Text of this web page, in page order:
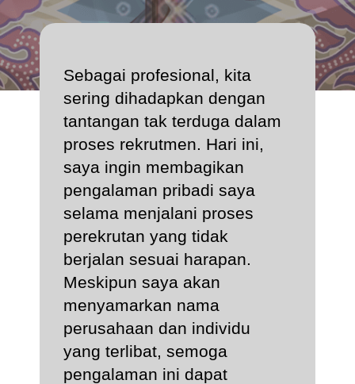
Sebagai profesional, kita
sering dihadapkan dengan
tantangan tak terduga dalam
proses rekrutmen. Hari ini,
saya ingin membagikan
pengalaman pribadi saya
selama menjalani proses
perekrutan yang tidak
berjalan sesuai harapan.
Meskipun saya akan
menyamarkan nama
perusahaan dan individu
yang terlibat, semoga
pengalaman ini dapat